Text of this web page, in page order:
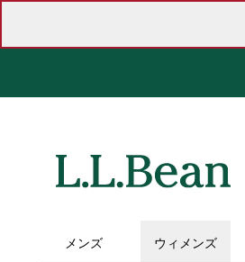
メンズ ウィメンズ